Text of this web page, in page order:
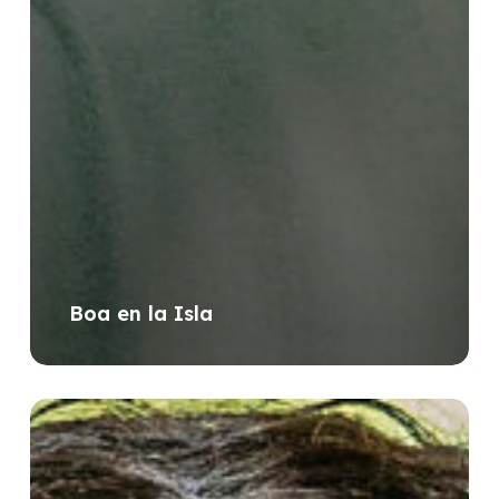
Boa en la Isla
Restaurante
Canto
de